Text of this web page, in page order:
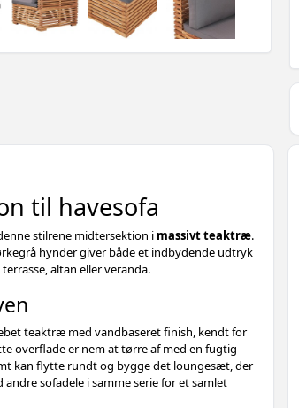
til havesofa
stilrene midtersektion i massivt teaktræ.
hynder giver både et indbydende udtryk
altan eller veranda.
teaktræ med vandbaseret finish, kendt for
overflade er nem at tørre af med en fugtig
kan flytte rundt og bygge det loungesæt, der
sofadele i samme serie for et samlet